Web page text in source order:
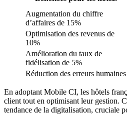
Augmentation du chiffre
d’affaires de 15%
Optimisation des revenus de
10%
Amélioration du taux de
fidélisation de 5%
Réduction des erreurs humaines
En adoptant Mobile CI, les hôtels
client tout en optimisant leur gestion.
tendance de la digitalisation, cruciale